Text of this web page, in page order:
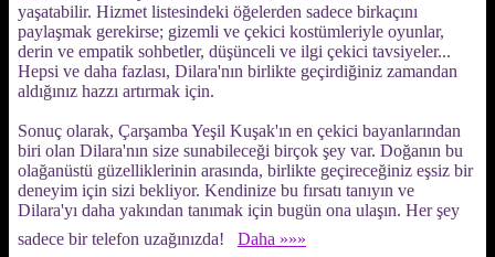
yaşatabilir. Hizmet listesindeki öğelerden sadece birkaçını
paylaşmak gerekirse; gizemli ve çekici kostümleriyle oyunlar,
derin ve empatik sohbetler, düşünceli ve ilgi çekici tavsiyeler...
Hepsi ve daha fazlası, Dilara'nın birlikte geçirdiğiniz zamandan
aldığınız hazzı artırmak için.
Sonuç olarak, Çarşamba Yeşil Kuşak'ın en çekici bayanlarından
biri olan Dilara'nın size sunabileceği birçok şey var. Doğanın bu
olağanüstü güzelliklerinin arasında, birlikte geçireceğiniz eşsiz bir
deneyim için sizi bekliyor. Kendinize bu fırsatı tanıyın ve
Dilara'yı daha yakından tanımak için bugün ona ulaşın. Her şey
sadece bir telefon uzağınızda!
Daha »»»